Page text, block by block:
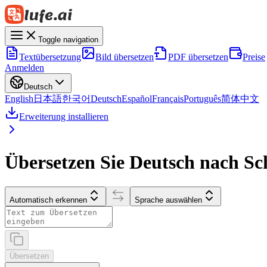
Toggle navigation
Textübersetzung Bild übersetzen PDF übersetzen
Preise
Anmelden
Deutsch
English 日本語한국어DeutschEspañolFrançaisPortuguês简体中文
Erweiterung installieren
Übersetzen Sie Deutsch nach
Automatisch erkennen Sprache auswählen
Übersetzen